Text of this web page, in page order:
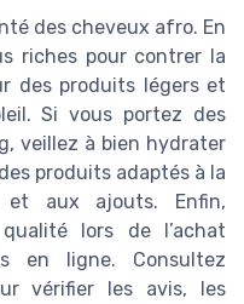
des cheveux afro. En
riches pour contrer la
des produits légers et
Si vous portez des
veillez à bien hydrater
produits adaptés à la
aux ajouts. Enfin,
lors de l’achat
en ligne. Consultez
vérifier les avis, les